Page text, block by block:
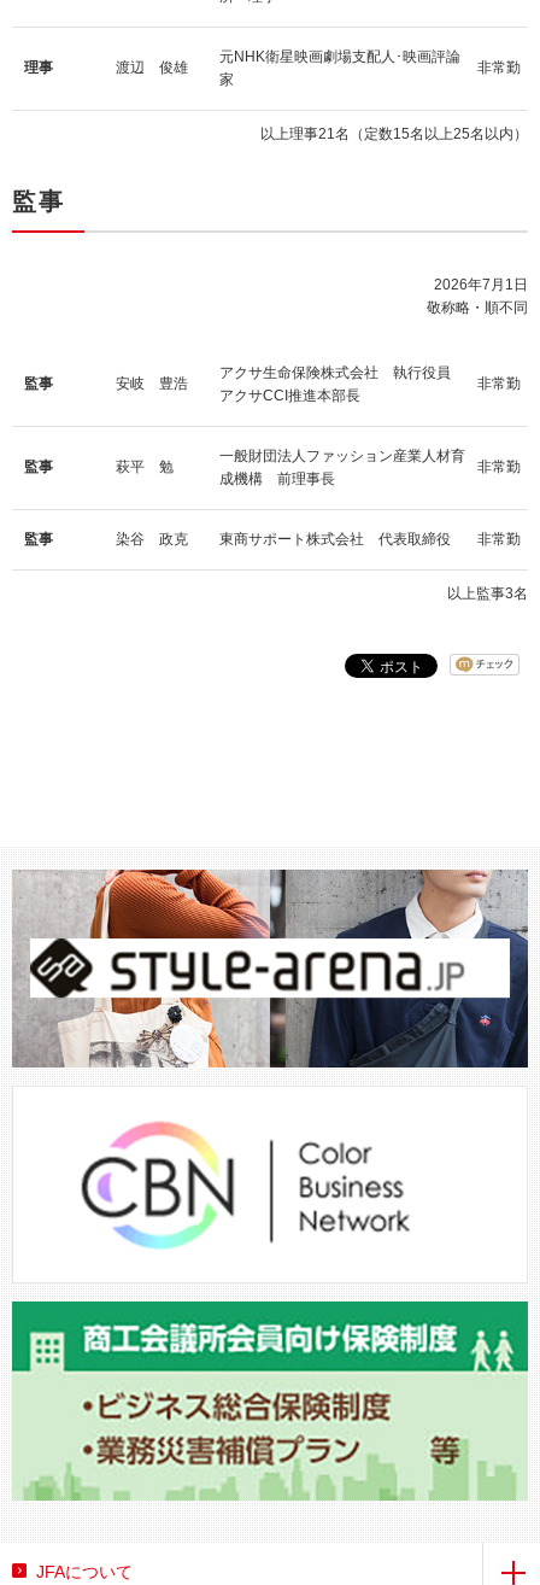
理事 渡辺 俊雄
元NHK衛星映画劇場支配人･映画評論
家
非常勤
以上理事21名（定数15名以上25名以内）
監事
2026年7月1日
敬称略・順不同
監事 安岐 豊浩
アクサ生命保険株式会社 執行役員
アクサCCI推進本部長
非常勤
監事 萩平 勉
一般財団法人ファッション産業人材育
成機構 前理事長
非常勤
監事 染谷 政克 東商サポート株式会社 代表取締役 非常勤
以上監事3名
JFAについて